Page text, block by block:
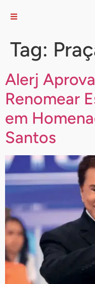
Tag:
Alerj
Renomear
em
Santos